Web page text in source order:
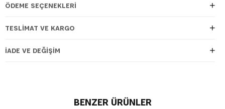
ÖDEME SEÇENEKLERI
TESLIMAT VE KARGO
İADE VE DEĞIŞIM
BENZER ÜRÜNLER